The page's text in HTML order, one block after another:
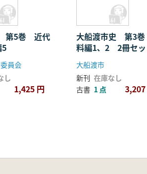
第5巻 近代
員会
し
1,425 円
大船渡市史 第3
料編1、2 2冊セッ
大船渡市
新刊 在庫なし
古書 1 点